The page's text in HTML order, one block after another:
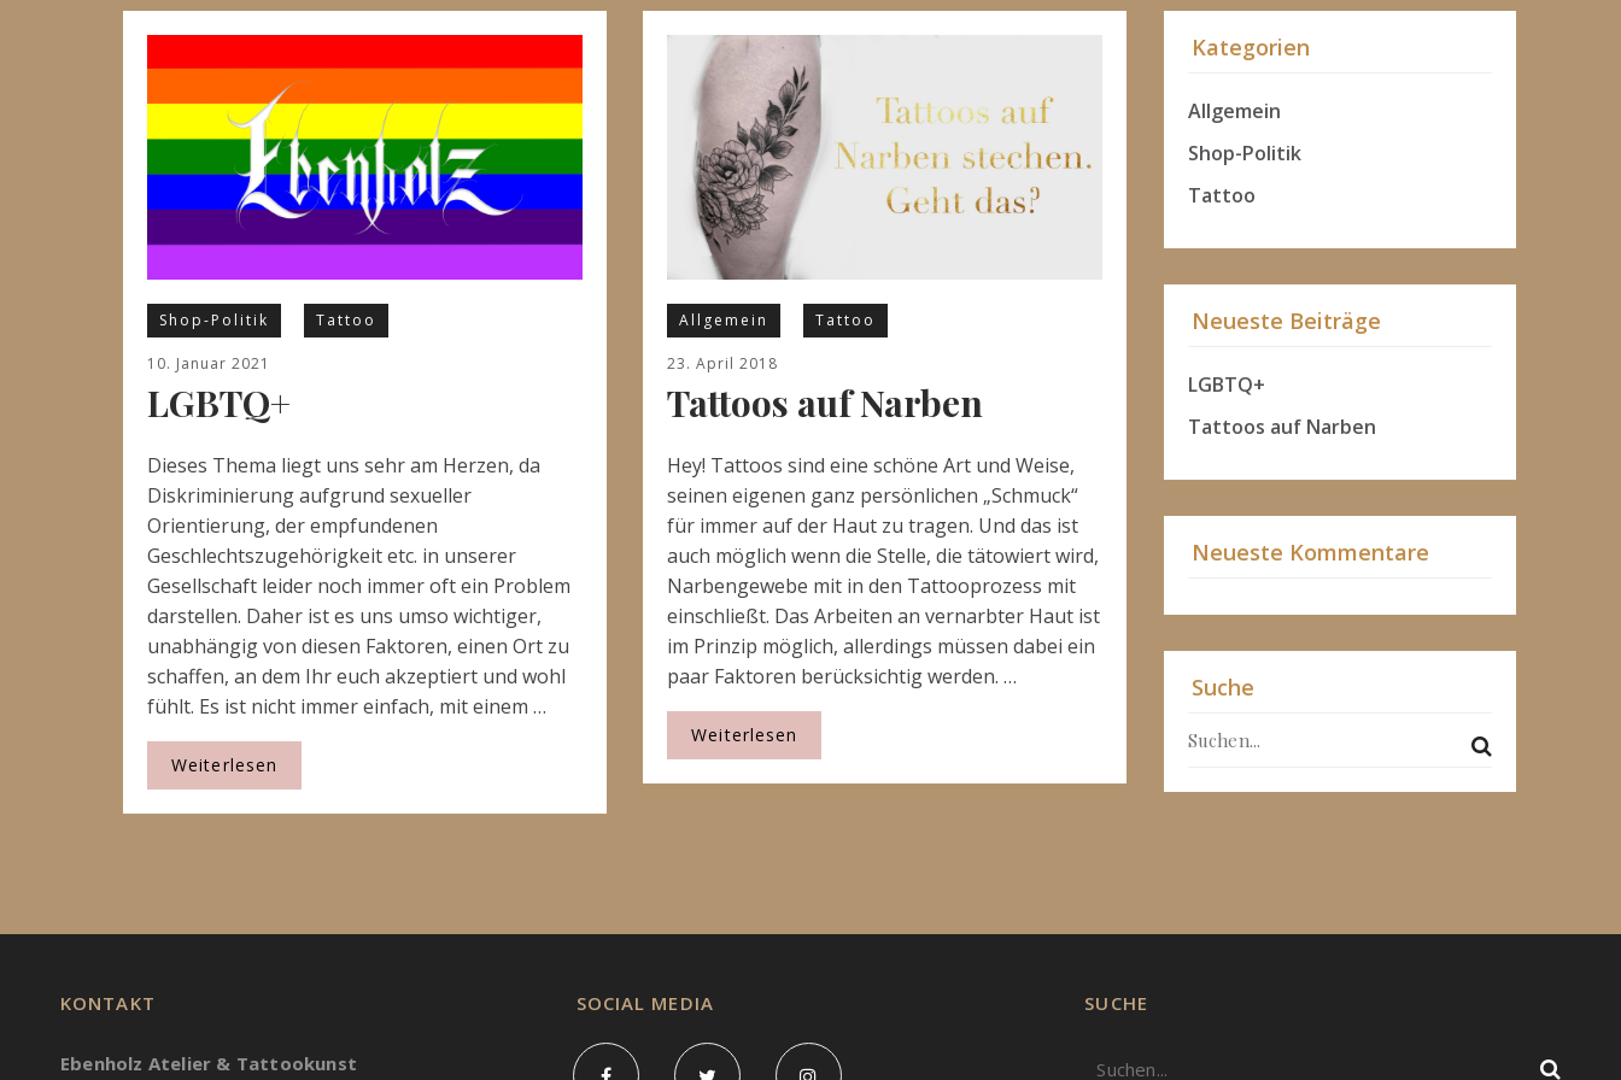
Shop-Politik Tattoo
10. Januar 2021
LGBTQ+
Dieses Thema liegt uns sehr am Herzen, da
Diskriminierung aufgrund sexueller
Orientierung, der empfundenen
Geschlechtszugehörigkeit etc. in unserer
Gesellschaft leider noch immer oft ein Problem
darstellen. Daher ist es uns umso wichtiger,
unabhängig von diesen Faktoren, einen Ort zu
schaffen, an dem Ihr euch akzeptiert und wohl
fühlt. Es ist nicht immer einfach, mit einem …
Weiterlesen
Allgemein Tattoo
23. April 2018
Tattoos auf Narben
Hey! Tattoos sind eine schöne Art und Weise,
seinen eigenen ganz persönlichen „Schmuck“
für immer auf der Haut zu tragen. Und das ist
auch möglich wenn die Stelle, die tätowiert wird,
Narbengewebe mit in den Tattooprozess mit
einschließt. Das Arbeiten an vernarbter Haut ist
im Prinzip möglich, allerdings müssen dabei ein
paar Faktoren berücksichtig werden. …
Weiterlesen
Kategorien
Allgemein
Shop-Politik
Tattoo
Neueste Beiträge
LGBTQ+
Tattoos auf Narben
Neueste Kommentare
Suche
KONTAKT
Ebenholz Atelier & Tattookunst
SOCIAL MEDIA SUCHE